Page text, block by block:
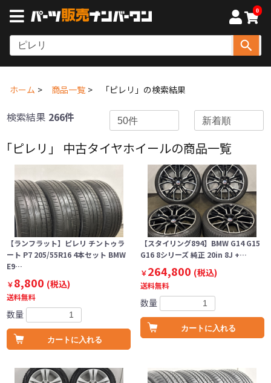
0
ホーム 商品一覧 「ピレリ」の検索結果
検索結果 266件
「ピレリ」 中古タイヤホイールの商品一覧
【ランフラット】ピレリ チントゥラ
ート P7 205/55R16 4本セット BMW
E9…
￥8,800 (税込)
送料無料
数量
カートに入れる
【スタイリング894】BMW G14 G15
G16 8シリーズ 純正 20in 8J +…
￥264,800 (税込)
送料無料
数量
カートに入れる